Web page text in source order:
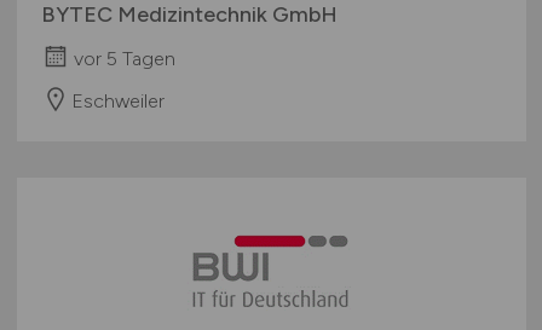
BYTEC Medizintechnik GmbH
vor 5 Tagen
Eschweiler